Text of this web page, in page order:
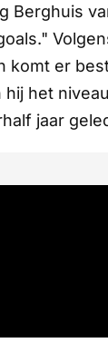
Berghuis
komt er
hij het
jaar